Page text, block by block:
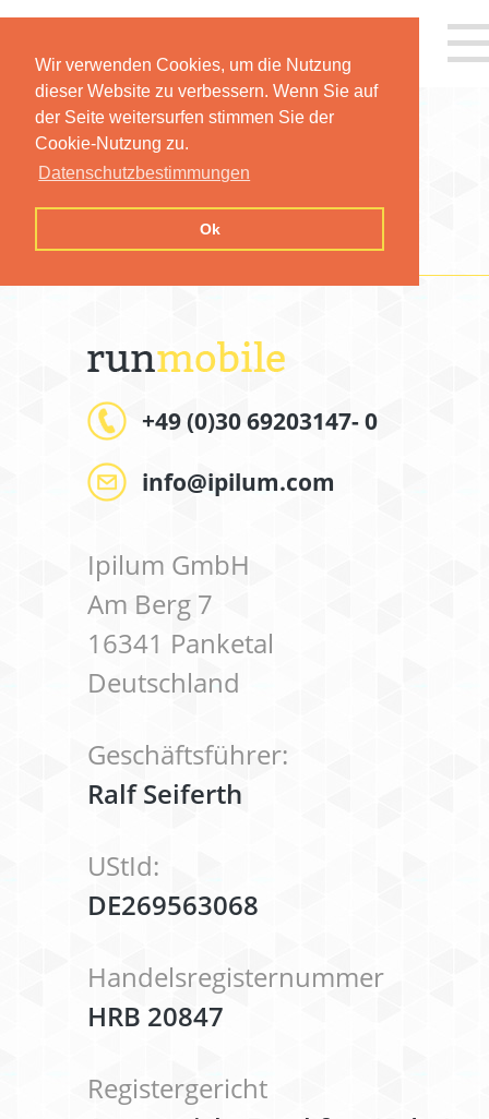
Wir verwenden Cookies, um die Nutzung
dieser Website zu verbessern. Wenn Sie auf
der Seite weitersurfen stimmen Sie der
Cookie-Nutzung zu.
Datenschutzbestimmungen
Ok
IMPRESSUM
+49 (0)30 69203147- 0
info@ipilum.com
Ipilum GmbH
Am Berg 7
16341 Panketal
Deutschland
Geschäftsführer:
Ralf Seiferth
UStId:
DE269563068
Handelsregisternummer
HRB 20847
Registergericht